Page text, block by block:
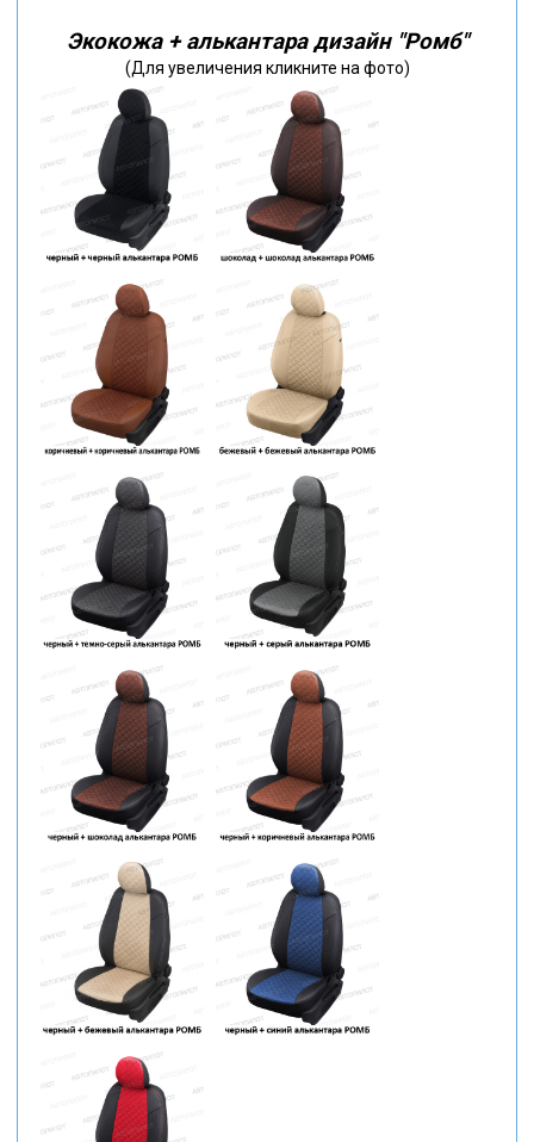
Экокожа + алькантара дизайн "Ромб"
(Для увеличения кликните на фото)